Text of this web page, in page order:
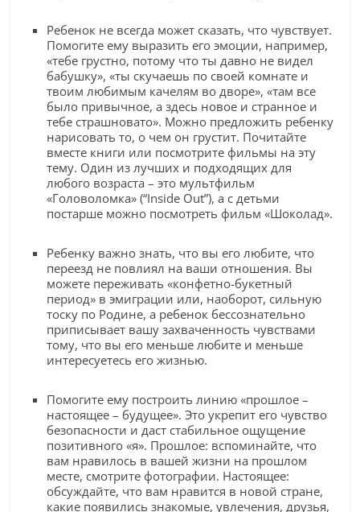
Ребенок не всегда может сказать, что чувствует.
Помогите ему выразить его эмоции, например,
«тебе грустно, потому что ты давно не видел
бабушку», «ты скучаешь по своей комнате и
твоим любимым качелям во дворе», «там все
было привычное, а здесь новое и странное и
тебе страшновато». Можно предложить ребенку
нарисовать то, о чем он грустит. Почитайте
вместе книги или посмотрите фильмы на эту
тему. Один из лучших и подходящих для
любого возраста – это мультфильм
«Головоломка» (“Inside Out”), а с детьми
постарше можно посмотреть фильм «Шоколад».
Ребенку важно знать, что вы его любите, что
переезд не повлиял на ваши отношения. Вы
можете переживать «конфетно-букетный
период» в эмиграции или, наоборот, сильную
тоску по Родине, а ребенок бессознательно
приписывает вашу захваченность чувствами
тому, что вы его меньше любите и меньше
интересуетесь его жизнью.
Помогите ему построить линию «прошлое –
настоящее – будущее». Это укрепит его чувство
безопасности и даст стабильное ощущение
позитивного «я». Прошлое: вспоминайте, что
вам нравилось в вашей жизни на прошлом
месте, смотрите фотографии. Настоящее:
обсуждайте, что вам нравится в новой стране,
какие появились знакомые, увлечения, друзья,